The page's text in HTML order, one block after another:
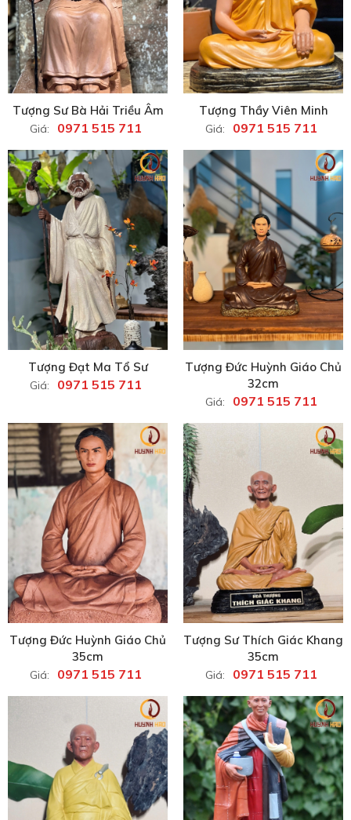
Tượng Sư Bà Hải Triều Âm
Giá: 0971 515 711
Tượng Thầy Viên Minh
Giá: 0971 515 711
Tượng Đạt Ma Tổ Sư
Giá: 0971 515 711
Tượng Đức Huỳnh Giáo Chủ
32cm
Giá: 0971 515 711
Tượng Đức Huỳnh Giáo Chủ
35cm
Giá: 0971 515 711
Tượng Sư Thích Giác Khang
35cm
Giá: 0971 515 711